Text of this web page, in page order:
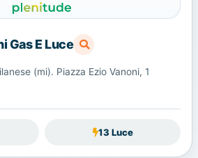
Gas E Luce
(mi). Piazza Ezio Vanoni, 1
13 Luce